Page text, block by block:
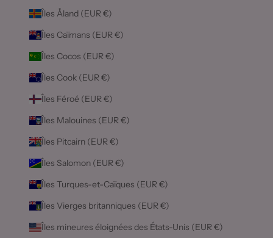
Îles Åland (EUR €)
Îles Caïmans (EUR €)
Îles Cocos (EUR €)
Îles Cook (EUR €)
Îles Féroé (EUR €)
Îles Malouines (EUR €)
Îles Pitcairn (EUR €)
Îles Salomon (EUR €)
Îles Turques-et-Caïques (EUR €)
Îles Vierges britanniques (EUR €)
Îles mineures éloignées des États-Unis (EUR €)